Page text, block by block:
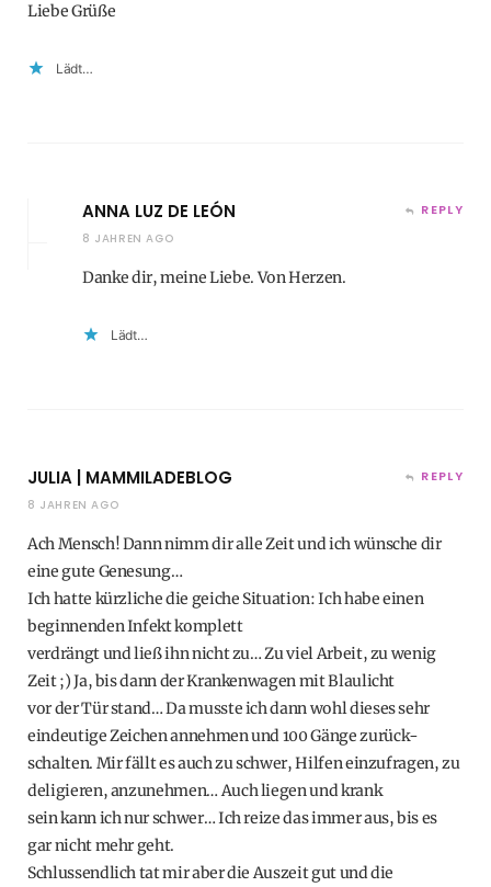
Liebe Grüße
Lädt…
ANNA LUZ DE LEÓN
8 JAHREN AGO
REPLY
Danke dir, meine Liebe. Von Herzen.
Lädt…
JULIA | MAMMILADEBLOG
8 JAHREN AGO
REPLY
Ach Mensch! Dann nimm dir alle Zeit und ich wünsche dir
eine gute Genesung…
Ich hatte kürzliche die geiche Situation: Ich habe einen
beginnenden Infekt komplett
verdrängt und ließ ihn nicht zu… Zu viel Arbeit, zu wenig
Zeit ;) Ja, bis dann der Krankenwagen mit Blaulicht
vor der Tür stand… Da musste ich dann wohl dieses sehr
eindeutige Zeichen annehmen und 100 Gänge zurück-
schalten. Mir fällt es auch zu schwer, Hilfen einzufragen, zu
deligieren, anzunehmen… Auch liegen und krank
sein kann ich nur schwer… Ich reize das immer aus, bis es
gar nicht mehr geht.
Schlussendlich tat mir aber die Auszeit gut und die